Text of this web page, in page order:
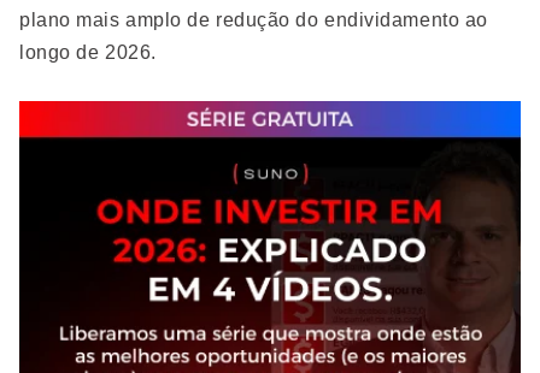
plano mais amplo de redução do endividamento ao
longo de 2026.